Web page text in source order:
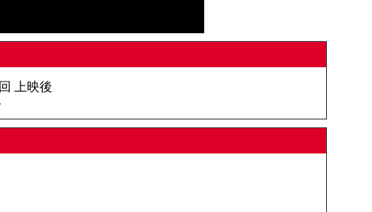
上映後